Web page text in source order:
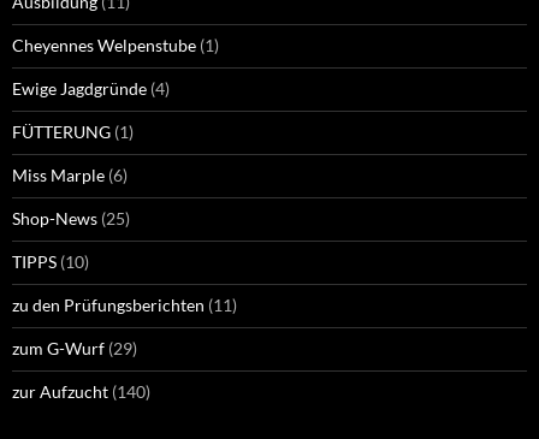
Cheyennes Welpenstube (1)
Ewige Jagdgründe (4)
FÜTTERUNG (1)
Miss Marple (6)
Shop-News (25)
TIPPS (10)
zu den Prüfungsberichten (11)
zum G-Wurf (29)
zur Aufzucht (140)